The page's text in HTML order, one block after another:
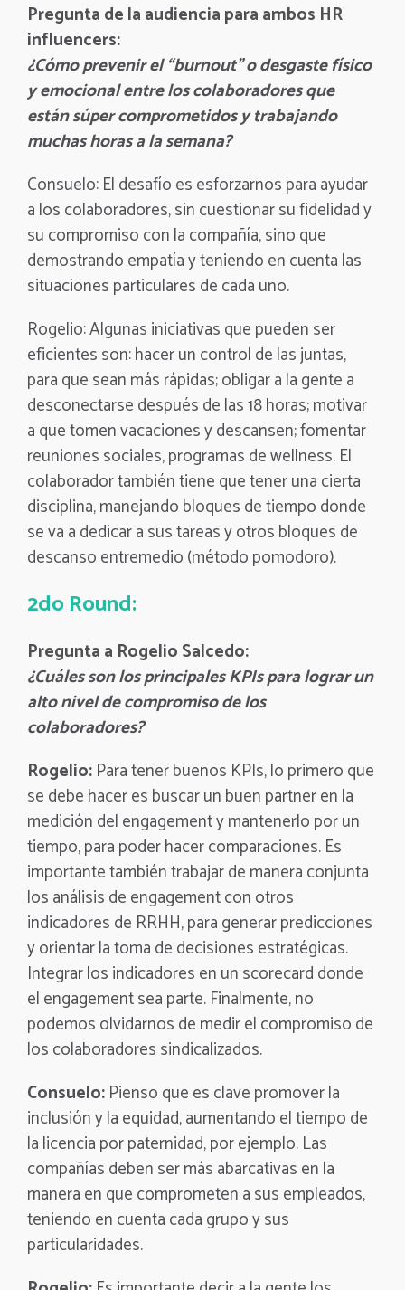
Pregunta de la audiencia para ambos HR
influencers:
¿Cómo prevenir el “burnout” o desgaste físico
y emocional entre los colaboradores que
están súper comprometidos y trabajando
muchas horas a la semana?
Consuelo: El desafío es esforzarnos para ayudar
a los colaboradores, sin cuestionar su fidelidad y
su compromiso con la compañía, sino que
demostrando empatía y teniendo en cuenta las
situaciones particulares de cada uno.
Rogelio: Algunas iniciativas que pueden ser
eficientes son: hacer un control de las juntas,
para que sean más rápidas; obligar a la gente a
desconectarse después de las 18 horas; motivar
a que tomen vacaciones y descansen; fomentar
reuniones sociales, programas de wellness. El
colaborador también tiene que tener una cierta
disciplina, manejando bloques de tiempo donde
se va a dedicar a sus tareas y otros bloques de
descanso entremedio (método pomodoro).
2do Round:
Pregunta a Rogelio Salcedo:
¿Cuáles son los principales KPIs para lograr un
alto nivel de compromiso de los
colaboradores?
Rogelio:Para tener buenos KPIs, lo primero que
se debe hacer es buscar un buen partner en la
medición del engagement y mantenerlo por un
tiempo, para poder hacer comparaciones. Es
importante también trabajar de manera conjunta
los análisis de engagement con otros
indicadores de RRHH, para generar predicciones
y orientar la toma de decisiones estratégicas.
Integrar los indicadores en un scorecard donde
el engagement sea parte. Finalmente, no
podemos olvidarnos de medir el compromiso de
los colaboradores sindicalizados.
Consuelo:Pienso que es clave promover la
inclusión y la equidad, aumentando el tiempo de
la licencia por paternidad, por ejemplo. Las
compañías deben ser más abarcativas en la
manera en que comprometen a sus empleados,
teniendo en cuenta cada grupo y sus
particularidades.